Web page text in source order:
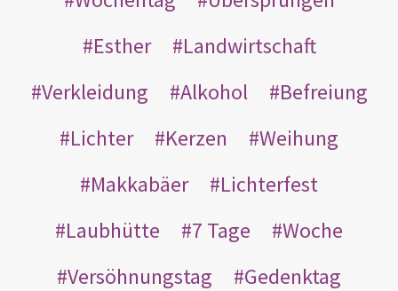
Esther
Landwirtschaft
Verkleidung
Alkohol
Befreiung
Lichter
Kerzen
Weihung
Makkabäer
Lichterfest
Laubhütte
7 Tage
Woche
Versöhnungstag
Gedenktag